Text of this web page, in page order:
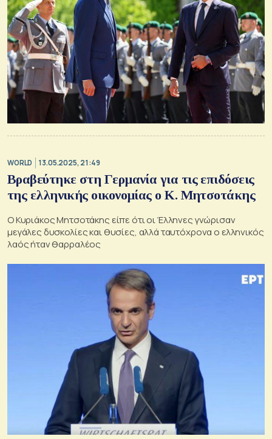
WORLD 13.05.2025, 21:49
Βραβεύτηκε στη Γερμανία για τις επιδόσεις
της ελληνικής οικονομίας ο Κ. Μητσοτάκης
Ο Κυριάκος Μητσοτάκης είπε ότι οι Έλληνες γνώρισαν
μεγάλες δυσκολίες και θυσίες, αλλά ταυτόχρονα ο ελληνικός
λαός ήταν θαρραλέος